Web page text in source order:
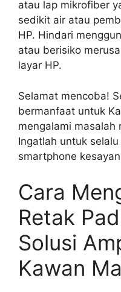
atau lap mikrofiber
sedikit air atau
HP. Hindari
atau berisiko
layar HP.
Selamat mencoba!
bermanfaat untuk
mengalami masalah
Ingatlah untuk
smartphone
Cara
Retak
Solusi
Kawan